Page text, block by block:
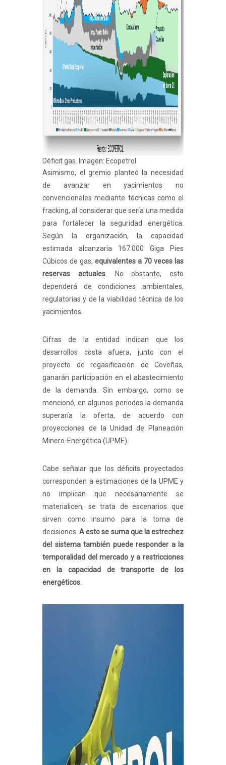
Déficit gas. Imagen: Ecopetrol
Asimismo, el gremio planteó la necesidad
de avanzar en yacimientos no
convencionales mediante técnicas como el
fracking, al considerar que sería una medida
para fortalecer la seguridad energética.
Según la organización, la capacidad
estimada alcanzaría 167.000 Giga Pies
Cúbicos de gas, equivalentes a 70 veces las
reservas actuales. No obstante, esto
dependerá de condiciones ambientales,
regulatorias y de la viabilidad técnica de los
yacimientos.
Cifras de la entidad indican que los
desarrollos costa afuera, junto con el
proyecto de regasificación de Coveñas,
ganarán participación en el abastecimiento
de la demanda. Sin embargo, como se
mencionó, en algunos periodos la demanda
superaría la oferta, de acuerdo con
proyecciones de la Unidad de Planeación
Minero-Energética (UPME).
Cabe señalar que los déficits proyectados
corresponden a estimaciones de la UPME y
no implican que necesariamente se
materialicen, se trata de escenarios que
sirven como insumo para la toma de
decisiones. A esto se suma que la estrechez
del sistema también puede responder a la
temporalidad del mercado y a restricciones
en la capacidad de transporte de los
energéticos.